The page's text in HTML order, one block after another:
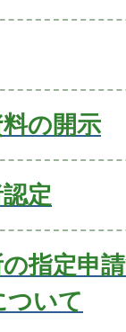
の開示
定
指定申
いて